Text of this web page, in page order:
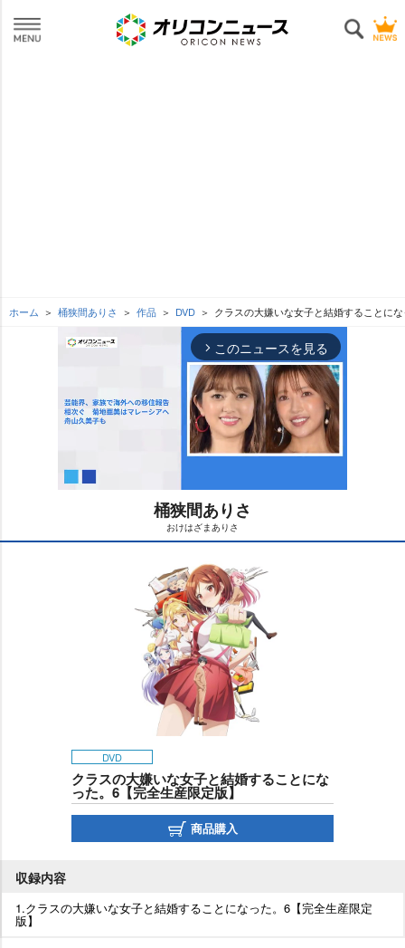
ホーム 桶狭間ありさ 作品 DVD クラスの大嫌いな女子と結婚することに
arrow_forward_ios このニュースを見る
M
桶狭間ありさ
おけはざまありさ
DVD
クラスの大嫌いな女子と結婚することにな
った。6【完全生産限定版】
商品購入
収録内容
1.クラスの大嫌いな女子と結婚することになった。6【完全生産限定
版】